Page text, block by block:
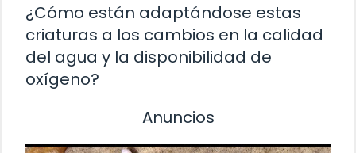
¿Cómo están adaptándose estas
criaturas a los cambios en la calidad
del agua y la disponibilidad de
oxígeno?
Anuncios